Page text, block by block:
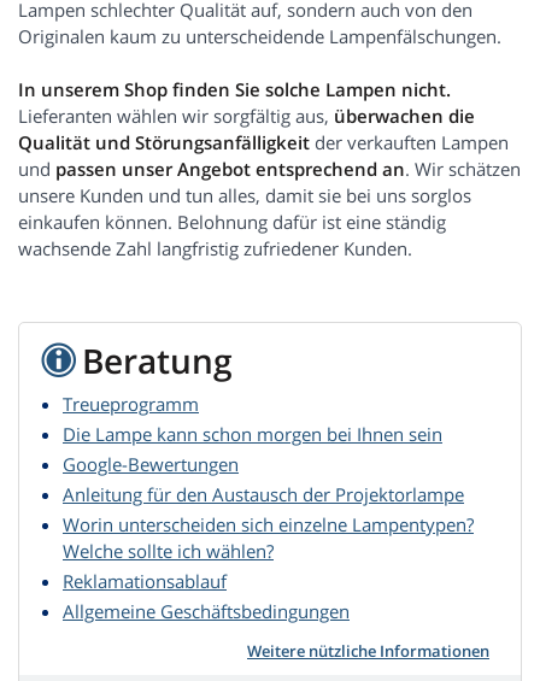
Lampen schlechter Qualität auf, sondern auch von den
Originalen kaum zu unterscheidende Lampenfälschungen.
In unserem Shop finden Sie solche Lampen nicht.
Lieferanten wählen wir sorgfältig aus, überwachen die
Qualität und Störungsanfälligkeit der verkauften Lampen
und passen unser Angebot entsprechend an. Wir schätzen
unsere Kunden und tun alles, damit sie bei uns sorglos
einkaufen können. Belohnung dafür ist eine ständig
wachsende Zahl langfristig zufriedener Kunden.
Beratung
Treueprogramm
Die Lampe kann schon morgen bei Ihnen sein
Google-Bewertungen
Anleitung für den Austausch der Projektorlampe
Worin unterscheiden sich einzelne Lampentypen?
Welche sollte ich wählen?
Reklamationsablauf
Allgemeine Geschäftsbedingungen
Weitere nützliche Informationen